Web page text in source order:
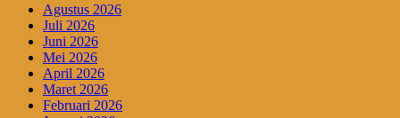
Agustus 2026
Juli 2026
Juni 2026
Mei 2026
April 2026
Maret 2026
Februari 2026